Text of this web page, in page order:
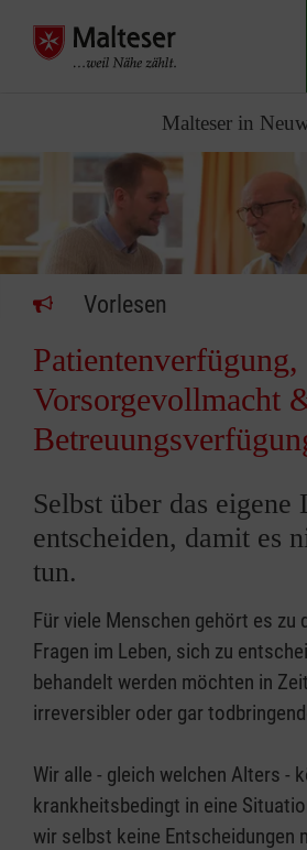
Malteser in
Vorlesen
Patientenverfügung,
Vorsorgevollmacht
Selbst über das eigene
entscheiden, damit es
tun.
Für viele Menschen gehört es zu
Fragen im Leben, sich zu
behandelt werden möchten in
irreversibler oder gar
Wir alle - gleich welchen Alters -
krankheitsbedingt in eine
wir selbst keine Entscheidungen